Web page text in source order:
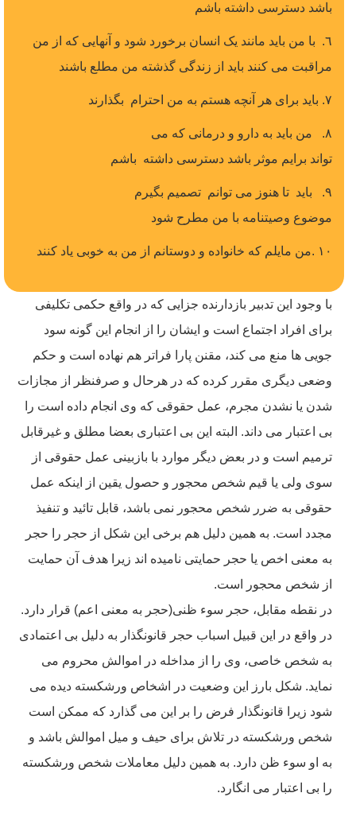
باشد دسترسی داشته باشم
٦. با من باید مانند یک انسان برخورد شود و آنهایی که از من
مراقبت می کنند باید از زندگی گذشته من مطلع باشند
٧. باید برای هر آنچه هستم به من احترام بگذارند
٨. من باید به دارو و درمانی که می
تواند برایم موثر باشد دسترسی داشته باشم
٩. باید تا هنوز می توانم تصمیم بگیرم
موضوع وصیتنامه با من مطرح شود
١٠ .من مایلم که خانواده و دوستانم از من به خوبی یاد کنند
با وجود این تدبیر بازدارنده جزایی که در واقع حکمی تکلیفی
برای افراد اجتماع است و ایشان را از انجام این گونه سود
جویی ها منع می کند، مقنن پارا فراتر هم نهاده است و حکم
وضعی دیگری مقرر کرده که در هرحال و صرفنظر از مجازات
شدن یا نشدن مجرم، عمل حقوقی که وی انجام داده است را
بی اعتبار می داند. البته این بی اعتباری بعضا مطلق و غیرقابل
ترمیم است و در بعض دیگر موارد با بازبینی عمل حقوقی از
سوی ولی یا قیم شخص محجور و حصول یقین از اینکه عمل
حقوقی به ضرر شخص محجور نمی باشد، قابل تائید و تنفیذ
مجدد است. به همین دلیل هم برخی این شکل از حجر را حجر
به معنی اخص یا حجر حمایتی نامیده اند زیرا هدف آن حمایت
از شخص محجور است.
در نقطه مقابل، حجر سوء ظنی(حجر به معنی اعم) قرار دارد.
در واقع در این قبیل اسباب حجر قانونگذار به دلیل بی اعتمادی
به شخص خاصی، وی را از مداخله در اموالش محروم می
نماید. شکل بارز این وضعیت در اشخاص ورشکسته دیده می
شود زیرا قانونگذار فرض را بر این می گذارد که ممکن است
شخص ورشکسته در تلاش برای حیف و میل اموالش باشد و
به او سوء ظن دارد. به همین دلیل معاملات شخص ورشکسته
را بی اعتبار می انگارد.